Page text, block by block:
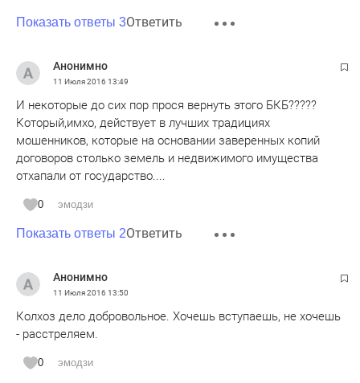
Показать ответы 3Ответить
Анонимно
11 Июля 2016 13:49
И некоторые до сих пор прося вернуть этого БКБ?????
Который,имхо, действует в лучших традициях
мошенников, которые на основании заверенных копий
договоров столько земель и недвижимого имущества
отхапали от государство....
0 эмодзи
Показать ответы 2Ответить
Анонимно
11 Июля 2016 13:50
Колхоз дело добровольное. Хочешь вступаешь, не хочешь
- расстреляем.
0 эмодзи